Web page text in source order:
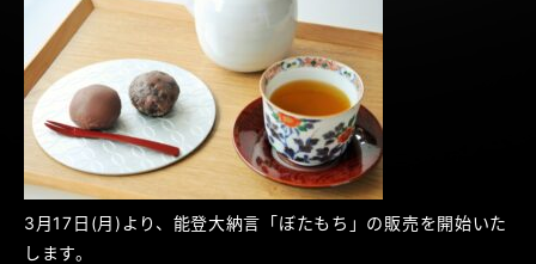
3月17日(月)より、能登大納言「ぼたもち」の販売を開始いた
します。